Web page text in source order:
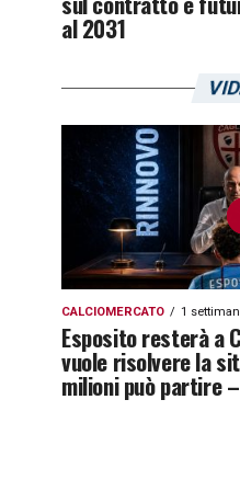
al 2031
CALCIOMERCATO 1
Esposito resterà a
vuole risolvere la
milioni può partire –